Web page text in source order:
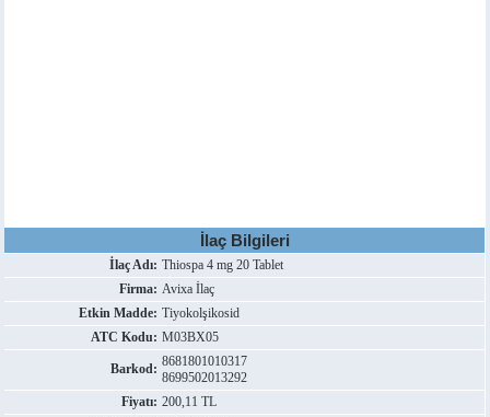
İlaç Bilgileri
İlaç Adı: Thiospa 4 mg 20 Tablet
Firma: Avixa İlaç
Etkin Madde: Tiyokolşikosid
ATC Kodu: M03BX05
Barkod: 8681801010317
8699502013292
Fiyatı: 200,11 TL